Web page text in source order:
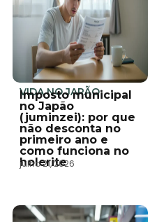
VIDA NO JAPÃO
Imposto municipal
no Japão
(juminzei): por que
não desconta no
primeiro ano e
como funciona no
holerite
julho 21, 2026